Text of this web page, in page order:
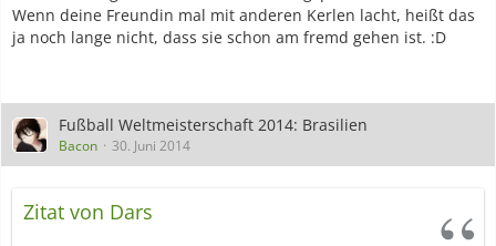
Wenn deine Freundin mal mit anderen Kerlen lacht, heißt das
ja noch lange nicht, dass sie schon am fremd gehen ist. :D
Fußball Weltmeisterschaft 2014: Brasilien
Bacon 30. Juni 2014
Zitat von Dars